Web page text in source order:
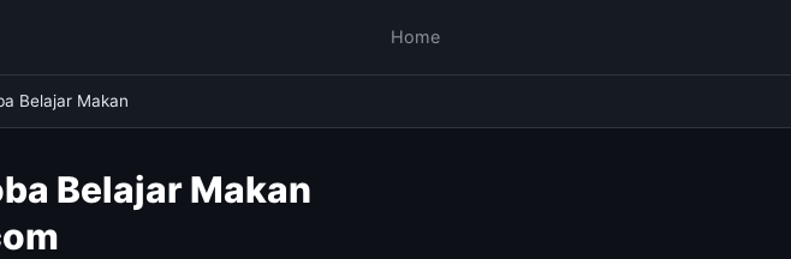
Home
Belajar Makan
Belajar Makan